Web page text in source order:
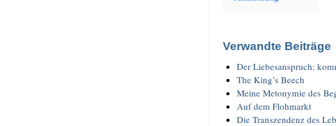
Verwandte Beiträge
Der Lie­bes­an­spruch:
The King’s Beech
Mei­ne Met­ony­mie des
Auf dem Flohmarkt
Die Tran­szen­denz des